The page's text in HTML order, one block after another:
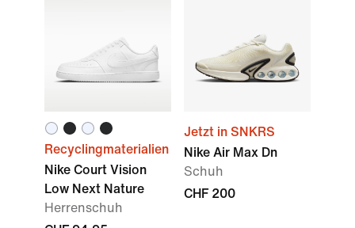
Recyclingmaterialien
Nike Court Vision
Low Next Nature
Herrenschuh
Jetzt in SNKRS
Nike Air Max Dn
Schuh
CHF 200